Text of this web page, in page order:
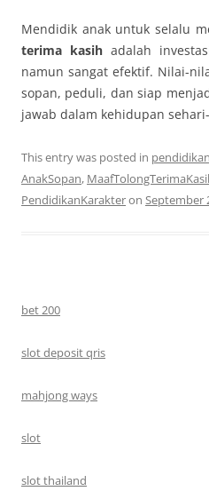
Mendidik anak untuk selalu
terima kasihadalah
namun sangat efektif. Nilai-
sopan, peduli, dan siap
jawab dalam kehidupan
This entry was posted in pendidikan
AnakSopan,
PendidikanKarakteron September
bet 200
slot deposit qris
mahjong ways
slot
slot thailand